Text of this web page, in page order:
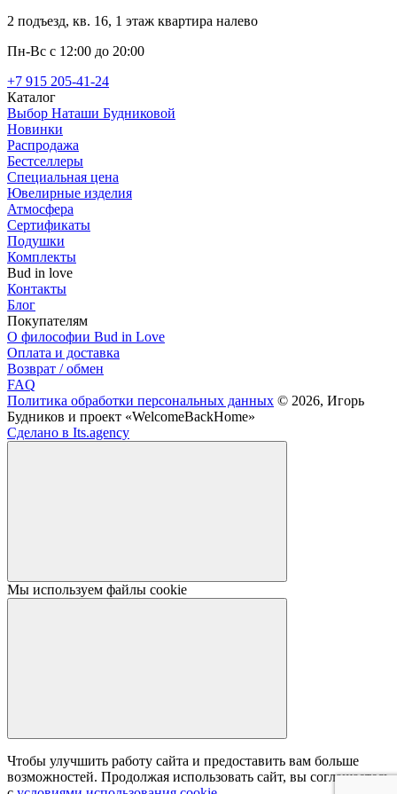
2 подъезд, кв. 16, 1 этаж квартира налево
Пн-Вс с 12:00 до 20:00
+7 915 205-41-24
Каталог
Выбор Наташи Будниковой
Новинки
Распродажа
Бестселлеры
Специальная цена
Ювелирные изделия
Атмосфера
Сертификаты
Подушки
Комплекты
Bud in love
Контакты
Блог
Покупателям
О философии Bud in Love
Оплата и доставка
Возврат / обмен
FAQ
Политика обработки персональных данных © 2026, Игорь
Будников и проект «WelcomeBackHome»
Сделано в Its.agency
Мы используем файлы cookie
Чтобы улучшить работу сайта и предоставить вам больше
возможностей. Продолжая использовать сайт, вы соглашаетесь